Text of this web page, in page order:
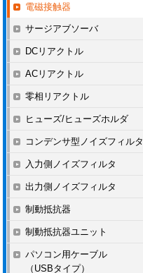
電磁接触器
サージアブソーバ
DCリアクトル
ACリアクトル
零相リアクトル
ヒューズ/ヒューズホルダ
コンデンサ型ノイズフィルタ
入力側ノイズフィルタ
出力側ノイズフィルタ
制動抵抗器
制動抵抗器ユニット
パソコン用ケーブル
（USBタイプ）